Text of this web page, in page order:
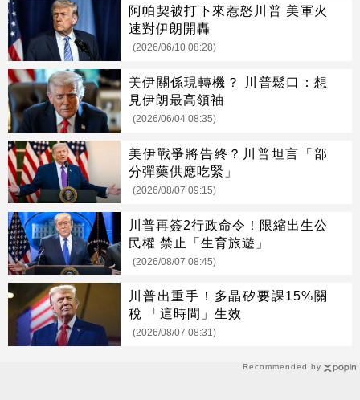
Recommended by
阿帕契被打下來惹怒川普 美軍火
速對伊朗開轟
(2026/06/10 08:28)
美伊關係現轉機？ 川普鬆口：想
見伊朗最高領袖
(2026/06/04 08:35)
美伊戰爭將告終？川普坦言「部
分彈藥供應吃緊」
(2026/08/07 09:15)
川普再簽2行政命令！限縮出生公
民權 禁止「生育旅遊」
(2026/08/07 08:45)
川普出重手！多晶矽要課15%關
稅 「這時間」生效
(2026/08/07 08:31)